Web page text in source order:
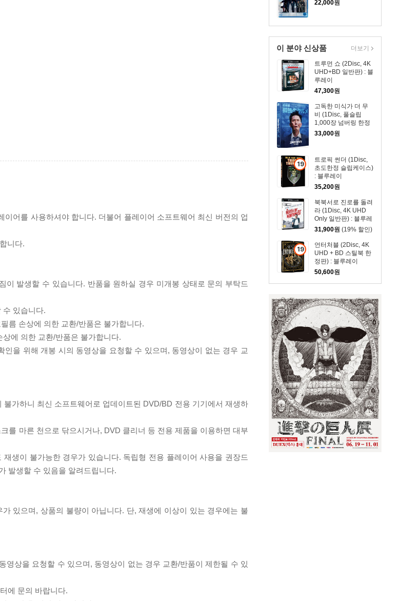
22,000원
이 분야 신상품
트루먼 쇼 (2Disc, 4K
UHD+BD 일반판) : 블
루레이
47,300원
고독한 미식가 더 무
비 (1Disc, 풀슬립
1,000장 넘버링 한정
판) : 블루레이
33,000원
19
세
이
상
품
트로픽 썬더 (1Disc,
초도한정 슬립케이스)
: 블루레이
35,200원
북북서로 진로를 돌려
라 (1Disc, 4K UHD
Only 일반판) : 블루레
이
31,900원 (19% 할인)
19
세
이
품
언터처블 (2Disc, 4K
UHD + BD 스틸북 한
정판) : 블루레이
50,600원
더보기
어를 사용하셔야 합니다. 더불어 플레이어 소프트웨어 최신 버전의 업
니다.
발생할 수 있습니다. 반품을 원하실 경우 미개봉 상태로 문의 부탁드
수 있습니다.
름 손상에 의한 교환/반품은 불가합니다.
에 의한 교환/반품은 불가합니다.
을 위해 개봉 시의 동영상을 요청할 수 있으며, 동영상이 없는 경우 교
가하니 최신 소프트웨어로 업데이트된 DVD/BD 전용 기기에서 재생하
를 마른 천으로 닦으시거나, DVD 클리너 등 전용 제품을 이용하면 대부
생이 불가능한 경우가 있습니다. 독립형 전용 플레이어 사용을 권장드
발생할 수 있음을 알려드립니다.
있으며, 상품의 불량이 아닙니다. 단, 재생에 이상이 있는 경우에는 불
상을 요청할 수 있으며, 동영상이 없는 경우 교환/반품이 제한될 수 있
에 문의 바랍니다.